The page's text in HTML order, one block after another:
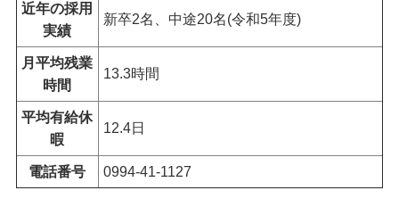
近年の採用
実績
新卒2名、中途20名(令和5年度)
月平均残業
時間
13.3時間
平均有給休
暇
12.4日
電話番号 0994-41-1127